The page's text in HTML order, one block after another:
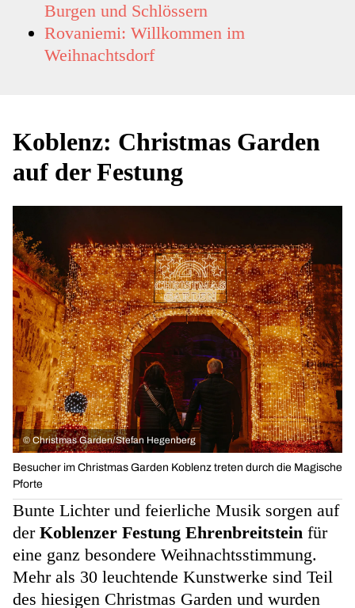
Burgen und Schlössern
Rovaniemi: Willkommen im
Weihnachtsdorf
Koblenz: Christmas Garden
auf der Festung
© Christmas Garden/Stefan Hegenberg
Besucher im Christmas Garden Koblenz treten durch die Magische
Pforte
Bunte Lichter und feierliche Musik sorgen auf
der Koblenzer Festung Ehrenbreitstein für
eine ganz besondere Weihnachtsstimmung.
Mehr als 30 leuchtende Kunstwerke sind Teil
des hiesigen Christmas Garden und wurden